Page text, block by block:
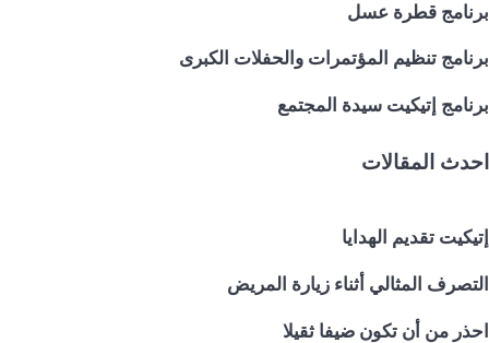
برنامج قطرة عسل
برنامج تنظيم المؤتمرات والحفلات الكبرى
برنامج إتيكيت سيدة المجتمع
احدث المقالات
إتيكيت تقديم الهدايا
التصرف المثالي أثناء زيارة المريض
احذر من أن تكون ضيفا ثقيلا